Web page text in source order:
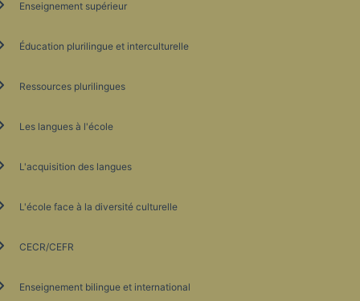
Enseignement supérieur
Éducation plurilingue et interculturelle
Ressources plurilingues
Les langues à l'école
L'acquisition des langues
L'école face à la diversité culturelle
CECR/CEFR
Enseignement bilingue et international